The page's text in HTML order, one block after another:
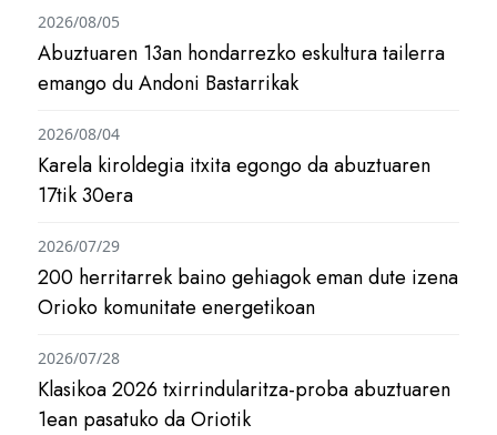
Abuztuaren 13an hondarrezko eskultura tailerra
emango du Andoni Bastarrikak
2026/08/05
Karela kiroldegia itxita egongo da abuztuaren
17tik 30era
2026/08/04
200 herritarrek baino gehiagok eman dute izena
Orioko komunitate energetikoan
2026/07/29
Klasikoa 2026 txirrindularitza-proba abuztuaren
1ean pasatuko da Oriotik
2026/07/28